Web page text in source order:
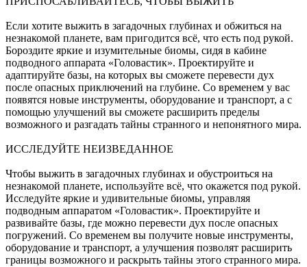
Если хотите выжить в загадочных глубинах и обжиться на
незнакомой планете, вам пригодится всё, что есть под рукой.
Бороздите яркие и изумительные биомы, сидя в кабине
подводного аппарата «Головастик». Проектируйте и
адаптируйте базы, на которых вы сможете перевести дух
после опасных приключений на глубине. Со временем у вас
появятся новые инструменты, оборудование и транспорт, а с
помощью улучшений вы сможете расширить пределы
возможного и разгадать тайны странного и непонятного мира.
ИССЛЕДУЙТЕ НЕИЗВЕДАННОЕ
Чтобы выжить в загадочных глубинах и обустроиться на
незнакомой планете, используйте всё, что окажется под рукой.
Исследуйте яркие и удивительные биомы, управляя
подводным аппаратом «Головастик». Проектируйте и
развивайте базы, где можно перевести дух после опасных
погружений. Со временем вы получите новые инструменты,
оборудование и транспорт, а улучшения позволят расширить
границы возможного и раскрыть тайны этого странного мира.